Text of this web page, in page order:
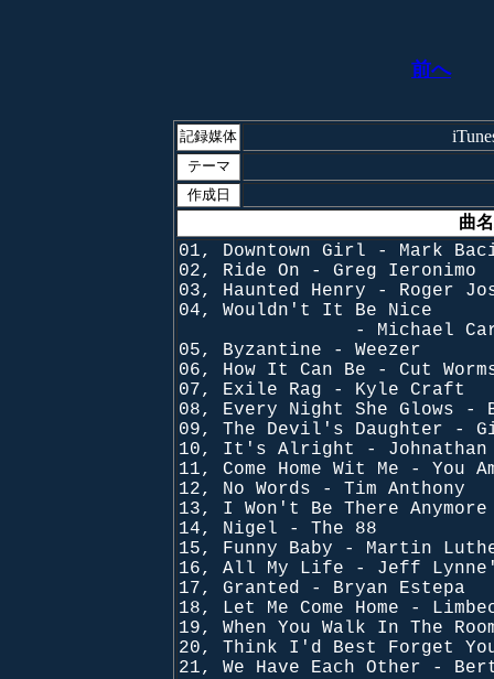
前へ
記録媒体
テーマ
作成日
曲
01, Downtown Girl - Mark
02, Ride On - Greg Ieronimo
03, Haunted Henry - Roger
04, Wouldn't It Be Nice
- Michael
05, Byzantine - Weezer
06, How It Can Be - Cut
07, Exile Rag - Kyle Craft
08, Every Night She Glows -
09, The Devil's Daughter -
10, It's Alright - Johnathan
11, Come Home Wit Me - You
12, No Words - Tim Anthony
13, I Won't Be There
14, Nigel - The 88
15, Funny Baby - Martin
16, All My Life - Jeff
17, Granted - Bryan Estepa
18, Let Me Come Home -
19, When You Walk In The
20, Think I'd Best Forget
21, We Have Each Other -